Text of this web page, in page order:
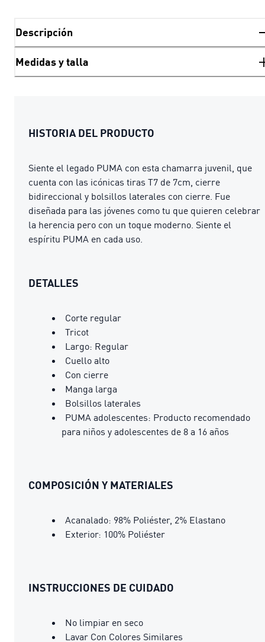
Descripción
Medidas y talla
HISTORIA DEL PRODUCTO
Siente el legado PUMA con esta chamarra juvenil, que
cuenta con las icónicas tiras T7 de 7cm, cierre
bidireccional y bolsillos laterales con cierre. Fue
diseñada para las jóvenes como tu que quieren celebrar
la herencia pero con un toque moderno. Siente el
espíritu PUMA en cada uso.
DETALLES
Corte regular
Tricot
Largo: Regular
Cuello alto
Con cierre
Manga larga
Bolsillos laterales
PUMA adolescentes: Producto recomendado
para niños y adolescentes de 8 a 16 años
COMPOSICIÓN Y MATERIALES
Acanalado: 98% Poliéster, 2% Elastano
Exterior: 100% Poliéster
INSTRUCCIONES DE CUIDADO
No limpiar en seco
Lavar Con Colores Similares